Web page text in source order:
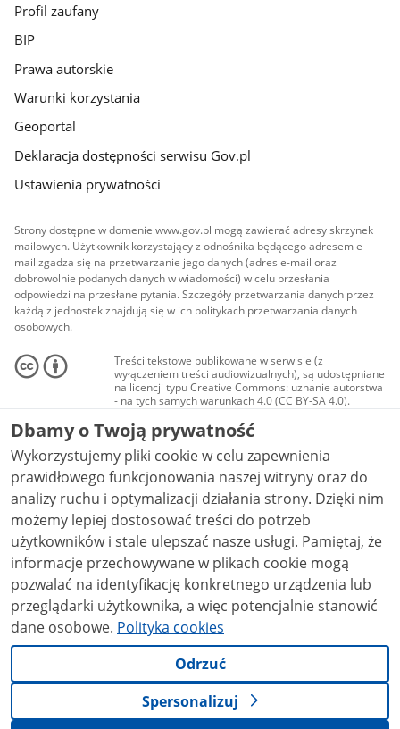
Profil zaufany
BIP
Prawa autorskie
Warunki korzystania
Geoportal
Deklaracja dostępności serwisu Gov.pl
Ustawienia prywatności
Strony dostępne w domenie www.gov.pl mogą zawierać adresy skrzynek
mailowych. Użytkownik korzystający z odnośnika będącego adresem e-
mail zgadza się na przetwarzanie jego danych (adres e-mail oraz
dobrowolnie podanych danych w wiadomości) w celu przesłania
odpowiedzi na przesłane pytania. Szczegóły przetwarzania danych przez
każdą z jednostek znajdują się w ich politykach przetwarzania danych
osobowych.
Treści tekstowe publikowane w serwisie (z
wyłączeniem treści audiowizualnych), są udostępniane
na licencji typu Creative Commons: uznanie autorstwa
- na tych samych warunkach 4.0 (CC BY-SA 4.0).
Materiały audiowizualne, w tym zdjęcia, materiały
audio i wideo, są udostępniane na licencji typu
Creative Commons: uznanie autorstwa użycie
niekomercyjne - bez utworów zależnych 4.0 (CC BY-
NC-ND 4.0), o ile nie jest to stwierdzone inaczej.
Dbamy o Twoją prywatność
Wykorzystujemy pliki cookie w celu zapewnienia
prawidłowego funkcjonowania naszej witryny oraz do
analizy ruchu i optymalizacji działania strony. Dzięki nim
możemy lepiej dostosować treści do potrzeb
użytkowników i stale ulepszać nasze usługi. Pamiętaj, że
informacje przechowywane w plikach cookie mogą
pozwalać na identyfikację konkretnego urządzenia lub
przeglądarki użytkownika, a więc potencjalnie stanowić
dane osobowe. Polityka cookies
Odrzuć
Spersonalizuj